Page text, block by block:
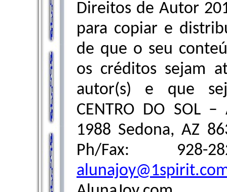
Direitos de Autor
para copiar e
de que o seu
os créditos sejam
autor(s) e que
CENTRO DO SOL
1988 Sedona, AZ
Ph/Fax: 928-